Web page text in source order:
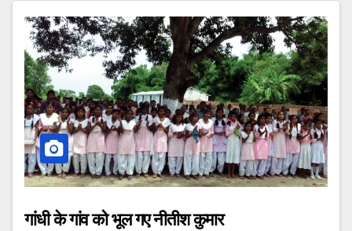
गांधी के गांव को भूल गए नीतीश कुमार